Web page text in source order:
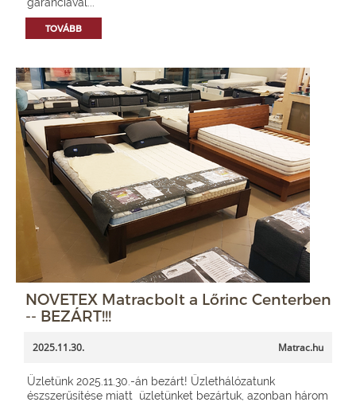
TOVÁBB
NOVETEX Matracbolt a Lőrinc Centerben
-- BEZÁRT!!!
2025.11.30. Matrac.hu
Üzletünk 2025.11.30.-án bezárt! Üzlethálózatunk
észszerűsítése miatt üzletünket bezártuk, azonban három